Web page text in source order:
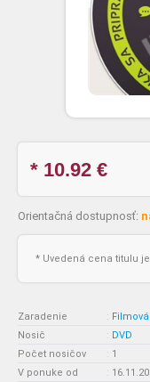
* 10.92 €
Orientačná dostupnosť:
* Uvedená cena titulu
Zaradenie :
Nosič
: DVD
Počet nosičov
: 1
V ponuke od
: